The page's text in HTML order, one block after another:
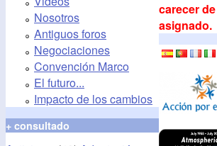
Nosotros
Antiguos foros
Negociaciones
Convención Marco
El futuro...
Impacto de los cambios
+ consultado
carecer
asignado.